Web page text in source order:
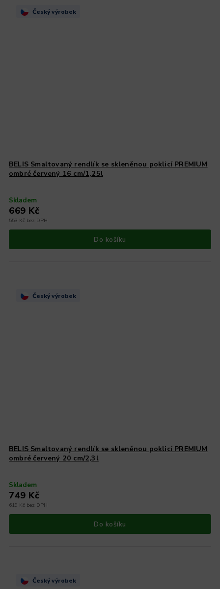
Český výrobek
BELIS Smaltovaný rendlík se skleněnou poklicí PREMIUM
ombré červený 16 cm/1,25l
Skladem
553 Kč bez DPH
669 Kč
Do košíku
Český výrobek
BELIS Smaltovaný rendlík se skleněnou poklicí PREMIUM
ombré červený 20 cm/2,3l
Skladem
619 Kč bez DPH
749 Kč
Do košíku
Český výrobek